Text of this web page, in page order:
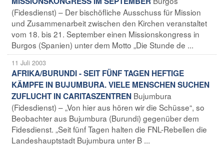
(Fidesdienst) – Der bischöfliche Ausschuss für Mission
und Zusammenarbeit zwischen den Kirchen veranstaltet
vom 18. bis 21. September einen Missionskongress in
Burgos (Spanien) unter dem Motto „Die Stunde de ...
11 Juli 2003
AFRIKA/BURUNDI - SEIT FÜNF TAGEN HEFTIGE
KÄMPFE IN BUJUMBURA. VIELE MENSCHEN SUCHEN
ZUFLUCHT IN CARITASZENTREN Bujumbura
(Fidesdienst) – „Von hier aus hören wir die Schüsse“, so
Beobachter aus Bujumbura (Burundi) gegenüber dem
Fidesdienst. „Seit fünf Tagen halten die FNL-Rebellen die
Landeshauptstadt Bujumbura unter B ...